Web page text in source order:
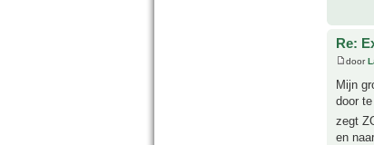
Re:
door
Mijn
door
zegt
en